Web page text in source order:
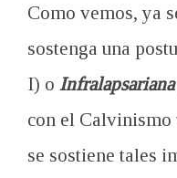
Como vemos, ya
sostenga una
I) o Infralapsariana
con el
se sostiene tales